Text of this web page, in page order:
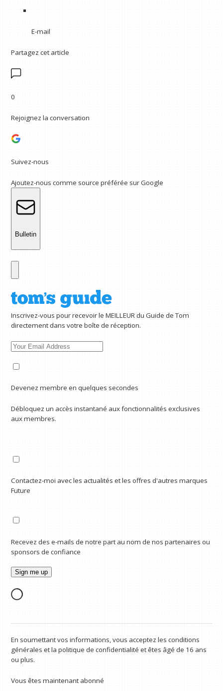
E-mail
Partagez cet article
0
Rejoignez la conversation
Suivez-nous
Ajoutez-nous comme source préférée sur Google
Bulletin
Inscrivez-vous pour recevoir le MEILLEUR du Guide de Tom
directement dans votre boîte de réception.
Devenez membre en quelques secondes
Débloquez un accès instantané aux fonctionnalités exclusives
aux membres.
Contactez-moi avec les actualités et les offres d'autres marques
Future
Recevez des e-mails de notre part au nom de nos partenaires ou
sponsors de confiance
En soumettant vos informations, vous acceptez les conditions
générales et la politique de confidentialité et êtes âgé de 16 ans
ou plus.
Vous êtes maintenant abonné